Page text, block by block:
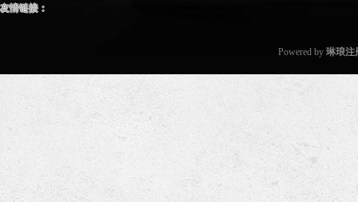
友情链接：
Powered by 琳琅注